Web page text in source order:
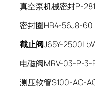
真空泵机械密封P-
密封圈HB4-56J8-60
截止阀J65Y-
电磁阀MRV-03-P-3-
测压软管S100-AC-